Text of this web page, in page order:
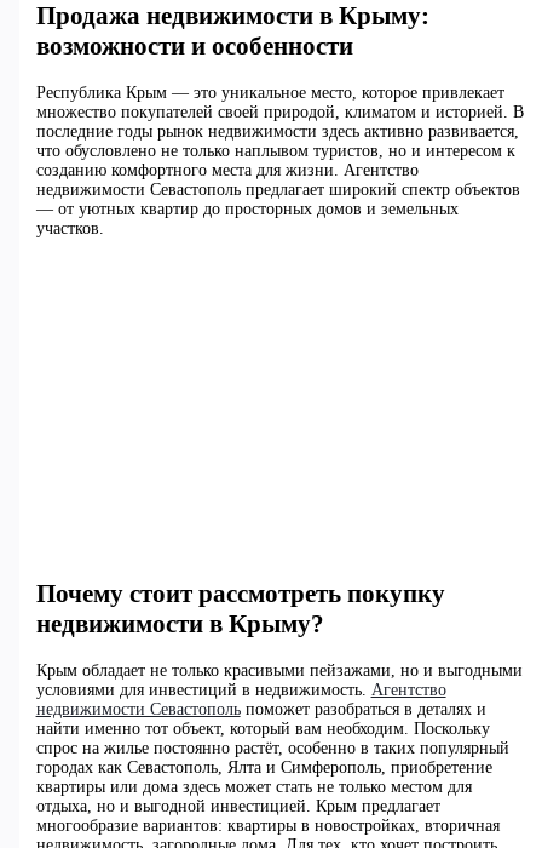
Продажа недвижимости в Крыму:
возможности и особенности
Республика Крым — это уникальное место, которое привлекает
множество покупателей своей природой, климатом и историей. В
последние годы рынок недвижимости здесь активно развивается,
что обусловлено не только наплывом туристов, но и интересом к
созданию комфортного места для жизни. Агентство
недвижимости Севастополь предлагает широкий спектр объектов
— от уютных квартир до просторных домов и земельных
участков.
Почему стоит рассмотреть покупку
недвижимости в Крыму?
Крым обладает не только красивыми пейзажами, но и выгодными
условиями для инвестиций в недвижимость. Агентство
недвижимости Севастопольпоможет разобраться в деталях и
найти именно тот объект, который вам необходим. Поскольку
спрос на жилье постоянно растёт, особенно в таких популярный
городах как Севастополь, Ялта и Симферополь, приобретение
квартиры или дома здесь может стать не только местом для
отдыха, но и выгодной инвестицией. Крым предлагает
многообразие вариантов: квартиры в новостройках, вторичная